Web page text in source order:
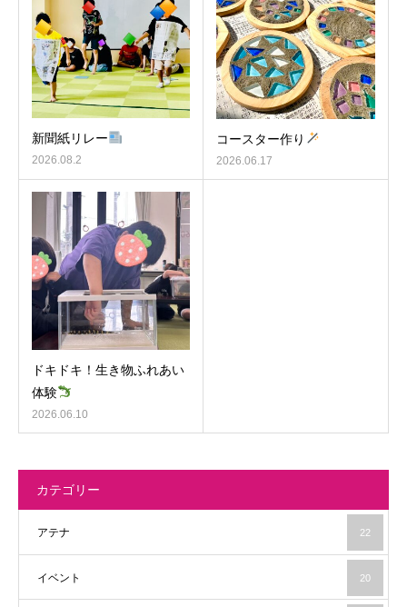
新聞紙リレー
2026.08.2
コースター作り
2026.06.17
ドキドキ！生き物ふれあい
体験
2026.06.10
カテゴリー
アテナ 22
イベント 20